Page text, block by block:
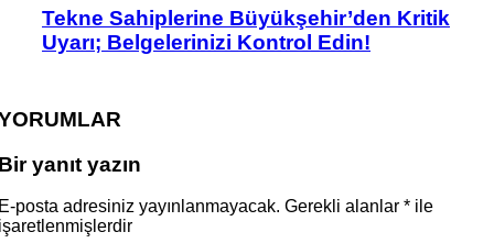
Tekne Sahiplerine Büyükşehir’den Kritik
Uyarı; Belgelerinizi Kontrol Edin!
yanıt yazın
posta adresiniz yayınlanmayacak. Gerekli alanlar * ile